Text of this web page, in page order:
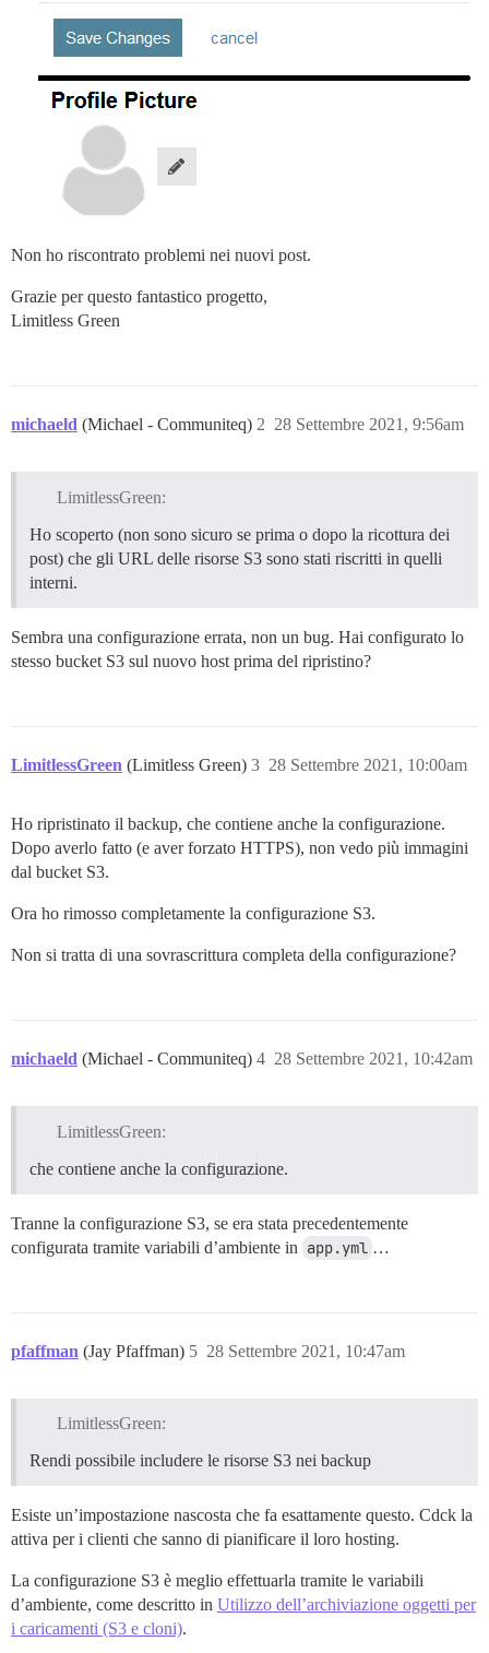
Non ho riscontrato problemi nei nuovi post.
Grazie per questo fantastico progetto,
Limitless Green
michaeld (Michael - Communiteq) 28 Settembre 2021, 9:56am
2
LimitlessGreen:
Ho scoperto (non sono sicuro se prima o dopo la ricottura dei
post) che gli URL delle risorse S3 sono stati riscritti in quelli
interni.
Sembra una configurazione errata, non un bug. Hai configurato lo
stesso bucket S3 sul nuovo host prima del ripristino?
LimitlessGreen (Limitless Green) 28 Settembre 2021, 10:00am
3
Ho ripristinato il backup, che contiene anche la configurazione.
Dopo averlo fatto (e aver forzato HTTPS), non vedo più immagini
dal bucket S3.
Ora ho rimosso completamente la configurazione S3.
Non si tratta di una sovrascrittura completa della configurazione?
michaeld (Michael - Communiteq) 28 Settembre 2021, 10:42am
4
LimitlessGreen:
che contiene anche la configurazione.
Tranne la configurazione S3, se era stata precedentemente
configurata tramite variabili d’ambiente in app.yml …
pfaffman (Jay Pfaffman) 28 Settembre 2021, 10:47am
5
LimitlessGreen:
Rendi possibile includere le risorse S3 nei backup
Esiste un’impostazione nascosta che fa esattamente questo. Cdck la
attiva per i clienti che sanno di pianificare il loro hosting.
La configurazione S3 è meglio effettuarla tramite le variabili
d’ambiente, come descritto in Utilizzo dell’archiviazione oggetti per
i caricamenti (S3 e cloni).